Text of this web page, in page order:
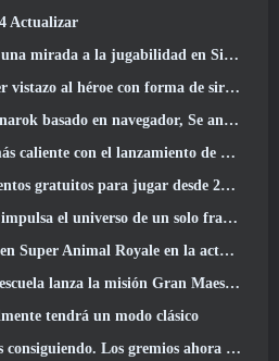
Actualizar
a la jugabilidad en Silver Palace
de sirena que llegará en SS13: Recuperación de la vista
en navegador, Se anuncia el universo Ragnarok
el lanzamiento de un nuevo mapa del desierto
jugar desde 2025, ¿Todavía vale la pena jugar? 2026?
un solo fragmento de Eve Online ahora es de código abierto
Royale en la actualización 'Super Natural'
'The Blood Moon Rises', Poniendo fin a una línea de búsqueda de 20 años
tendrá un modo clásico
Los gremios ahora están disponibles en Eterspire